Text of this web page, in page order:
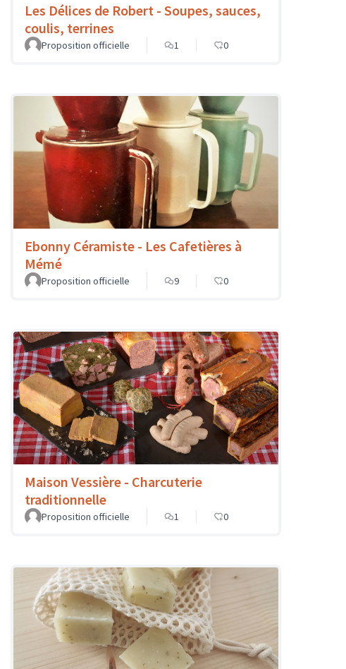
Les Délices de Robert - Soupes, sauces,
coulis, terrines
Proposition officielle 1 0
Ebonny Céramiste - Les Cafetières à
Mémé
Proposition officielle 9 0
Maison Vessière - Charcuterie
traditionnelle
Proposition officielle 1 0